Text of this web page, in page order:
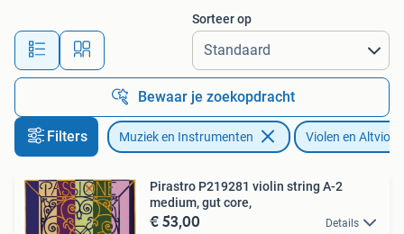
Alle afstanden…
Sorteer op
Bewaar je zoekopdracht
Filters Muziek en Instrumenten Violen en
Pirastro P219281 violin string A-2
medium, gut core,
€ 53,00 Details